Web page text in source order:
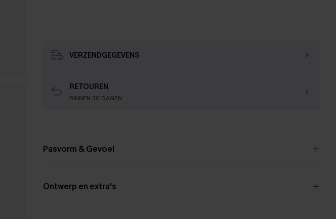
VERZENDGEGEVENS
RETOUREN
BINNEN 30 DAGEN
Pasvorm & Gevoel
Ontwerp en extra's